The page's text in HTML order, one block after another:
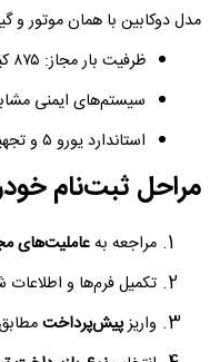
مدل دوکابین با همان موتور و
ظرفیت بار مجاز: ۸۷۵ کیلوگرم
سیستم‌های ایمنی
استاندارد یورو ۵ و تجهیزات رفاهی مشابه
مراحل ثبت‌نام
مراجعه بهعاملیت‌های
تکمیل فرم‌ها و
واریزپیش‌پرداخت